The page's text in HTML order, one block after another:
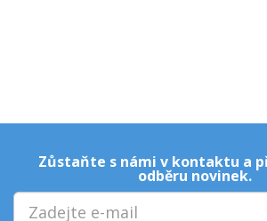
Zůstaňte s námi v kontaktu a
odběru novinek.